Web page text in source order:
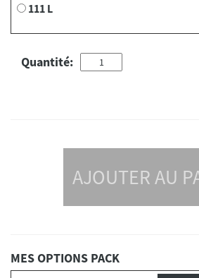
111 L
Quantité:
AJOUTER AU
MES OPTIONS PACK